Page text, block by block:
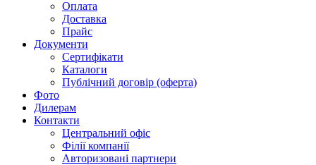
Оплата
Доставка
Прайс
Документи
Сертифікати
Каталоги
Публічний договір (оферта)
Фото
Дилерам
Контакти
Центральний офіс
Філії компанії
Авторизовані партнери